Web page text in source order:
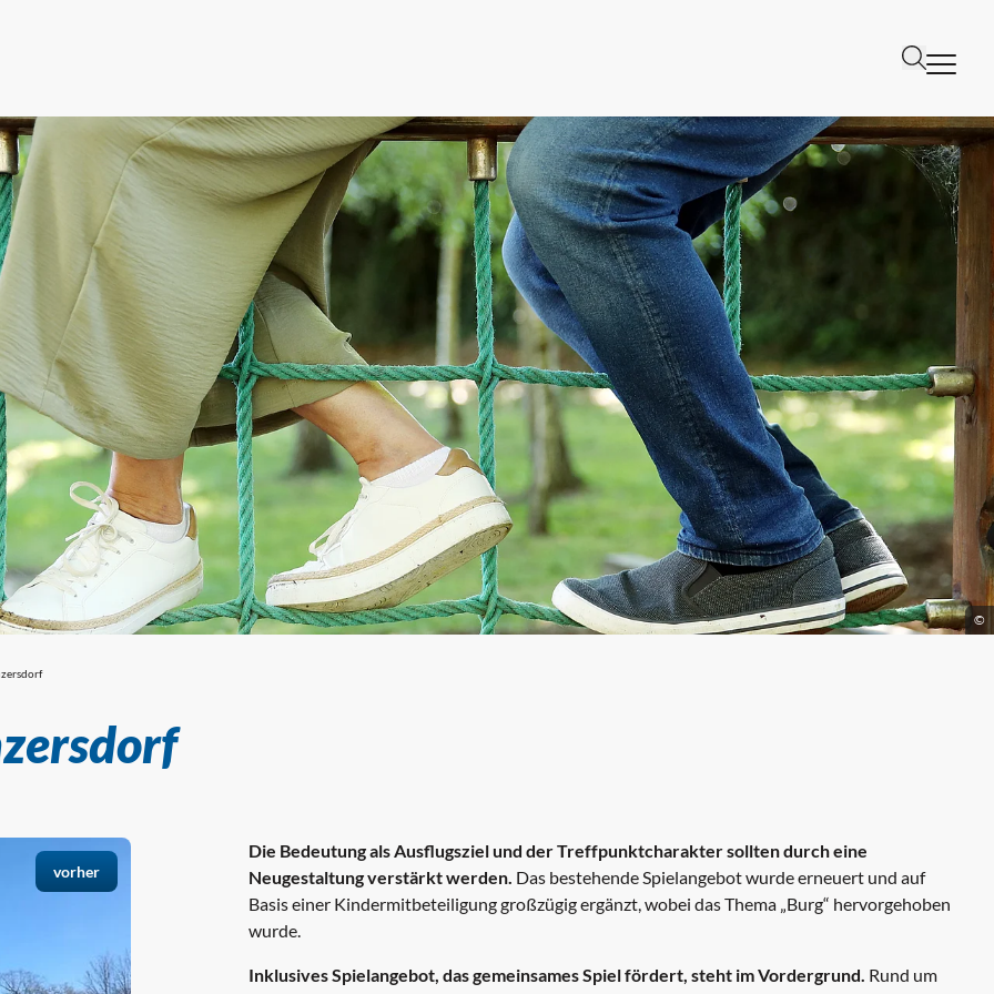
©
vorher
Die Bedeutung als Ausflugsziel und der Treffpunktcharakter sollten durch eine
Neugestaltung verstärkt werden. Das bestehende Spielangebot wurde erneuert und auf
Basis einer Kindermitbeteiligung großzügig ergänzt, wobei das Thema „Burg“ hervorgehoben
wurde.
Inklusives Spielangebot, das gemeinsames Spiel fördert, steht im Vordergrund. Rund um